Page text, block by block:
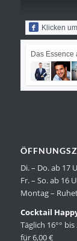
Klicken
Das Essence
Di. – Do. ab 17
Fr. – So. ab 16
Montag –
Cocktail
Täglich 16°°
für 6,00 €